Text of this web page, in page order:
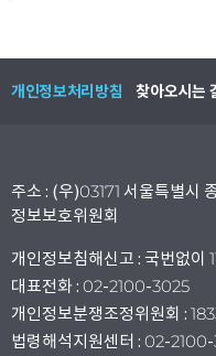
개인정보처리방침 찾아오시는
주소 : (우)03171 서울특별시
정보보호위원회
개인정보침해신고 : 국번없이
대표전화 : 02-2100-3025
개인정보분쟁조정위원회 :
법령해석지원센터 : 02-